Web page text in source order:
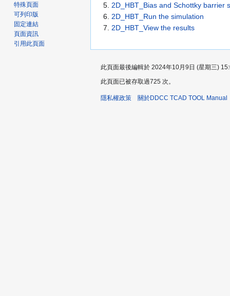
5. 2D_HBT_Bias and Schottky barrier
6. 2D_HBT_Run the simulation
7. 2D_HBT_View the results
特殊頁面
可列印版
固定連結
頁面資訊
引用此頁面
此頁面最後編輯於 2024年10月9日 (星期三)
此頁面已被存取過725 次。
隱私權政策 關於DDCC TCAD TOOL Manual